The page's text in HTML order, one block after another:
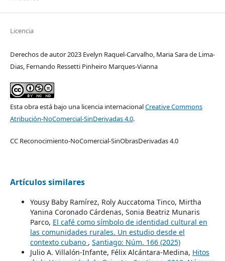
Licencia
Derechos de autor 2023 Evelyn Raquel-Carvalho, Maria Sara de Lima-
Dias, Fernando Ressetti Pinheiro Marques-Vianna
Esta obra está bajo una licencia internacionalCreative Commons
Atribución-NoComercial-SinDerivadas 4.0.
CC Reconocimiento-NoComercial-SinObrasDerivadas 4.0
Artículos similares
Yousy Baby Ramírez, Roly Auccatoma Tinco, Mirtha
Yanina Coronado Cárdenas, Sonia Beatriz Munaris
Parco, El café como símbolo de identidad cultural en
las comunidades rurales. Un estudio desde el
contexto cubano , Santiago: Núm. 166 (2025)
Julio A. Villalón-Infante, Félix Alcántara-Medina, Hitos